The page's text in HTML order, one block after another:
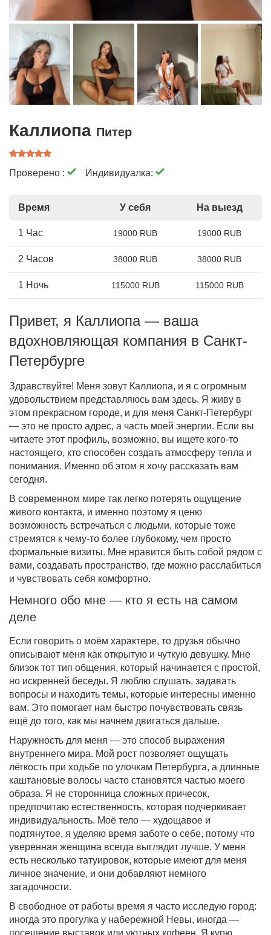
Каллиопа Питер
Проверено : Индивидуалка:
Время У себя На выезд
1 Час 19000 RUB 19000 RUB
2 Часов 38000 RUB 38000 RUB
1 Ночь 115000 RUB 115000 RUB
Привет, я Каллиопа — ваша
вдохновляющая компания в Санкт-
Петербурге
Здравствуйте! Меня зовут Каллиопа, и я с огромным
удовольствием представляюсь вам здесь. Я живу в
этом прекрасном городе, и для меня Санкт-Петербург
— это не просто адрес, а часть моей энергии. Если вы
читаете этот профиль, возможно, вы ищете кого-то
настоящего, кто способен создать атмосферу тепла и
понимания. Именно об этом я хочу рассказать вам
сегодня.
В современном мире так легко потерять ощущение
живого контакта, и именно поэтому я ценю
возможность встречаться с людьми, которые тоже
стремятся к чему-то более глубокому, чем просто
формальные визиты. Мне нравится быть собой рядом с
вами, создавать пространство, где можно расслабиться
и чувствовать себя комфортно.
Немного обо мне — кто я есть на самом
деле
Если говорить о моём характере, то друзья обычно
описывают меня как открытую и чуткую девушку. Мне
близок тот тип общения, который начинается с простой,
но искренней беседы. Я люблю слушать, задавать
вопросы и находить темы, которые интересны именно
вам. Это помогает нам быстро почувствовать связь
ещё до того, как мы начнем двигаться дальше.
Наружность для меня — это способ выражения
внутреннего мира. Мой рост позволяет ощущать
лёгкость при ходьбе по улочкам Петербурга, а длинные
каштановые волосы часто становятся частью моего
образа. Я не сторонница сложных причесок,
предпочитаю естественность, которая подчеркивает
индивидуальность. Моё тело — худощавое и
подтянутое, я уделяю время заботе о себе, потому что
уверенная женщина всегда выглядит лучше. У меня
есть несколько татуировок, которые имеют для меня
личное значение, и они добавляют немного
загадочности.
В свободное от работы время я часто исследую город:
иногда это прогулка у набережной Невы, иногда —